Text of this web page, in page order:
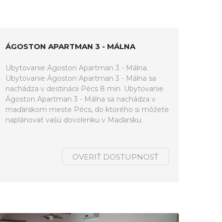
ÁGOSTON APARTMAN 3 - MÁLNA
Ubytovanie Ágoston Apartman 3 - Málna.
Ubytovanie Ágoston Apartman 3 - Málna sa
nachádza v destinácii Pécs 8 min. Ubytovanie
Ágoston Apartman 3 - Málna sa nachádza v
maďarskom meste Pécs, do ktorého si môžete
naplánovať vašú dovolenku v Maďarsku.
OVERIŤ DOSTUPNOSŤ